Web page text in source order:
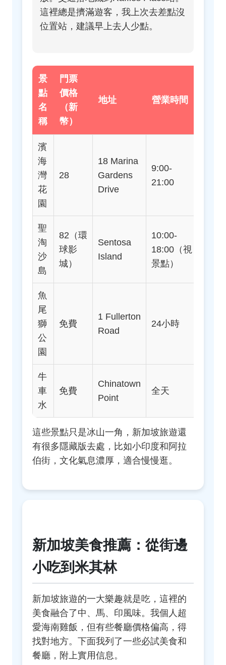
這裡總是擠滿遊客，我上次去差點沒
位置站，建議早上去人少點。
景
點
名
稱
門票
價格
（新
幣）
地址 營業時間
濱
海
灣
花
園
28
18 Marina
Gardens
Drive
9:00-
21:00
聖
淘
沙
島
82（環
球影
城）
Sentosa
Island
10:00-
18:00（視
景點）
魚
尾
獅
公
園
免費
1 Fullerton
Road
24小時
牛
車
水
免費
Chinatown
Point
全天
這些景點只是冰山一角，新加坡旅遊還
有很多隱藏版去處，比如小印度和阿拉
伯街，文化氣息濃厚，適合慢慢逛。
新加坡美食推薦：從街邊
小吃到米其林
新加坡旅遊的一大樂趣就是吃，這裡的
美食融合了中、馬、印風味。我個人超
愛海南雞飯，但有些餐廳價格偏高，得
找對地方。下面我列了一些必試美食和
餐廳，附上實用信息。